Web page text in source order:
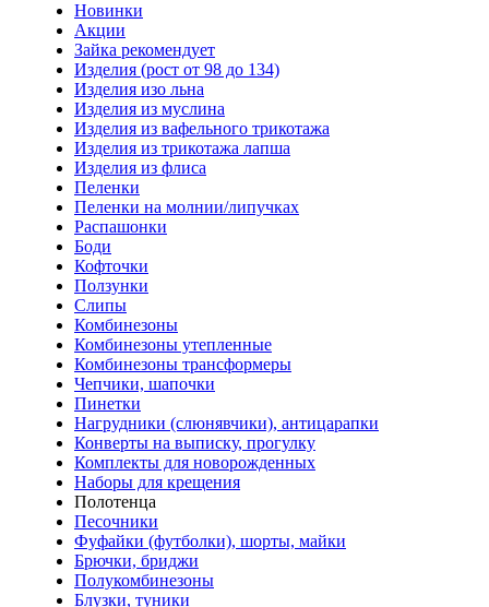
Новинки
Акции
Зайка рекомендует
Изделия (рост от 98 до 134)
Изделия изо льна
Изделия из муслина
Изделия из вафельного трикотажа
Изделия из трикотажа лапша
Изделия из флиса
Пеленки
Пеленки на молнии/липучках
Распашонки
Боди
Кофточки
Ползунки
Слипы
Комбинезоны
Комбинезоны утепленные
Комбинезоны трансформеры
Чепчики, шапочки
Пинетки
Нагрудники (слюнявчики), антицарапки
Конверты на выписку, прогулку
Комплекты для новорожденных
Наборы для крещения
Полотенца
Песочники
Фуфайки (футболки), шорты, майки
Брючки, бриджи
Полукомбинезоны
Блузки, туники